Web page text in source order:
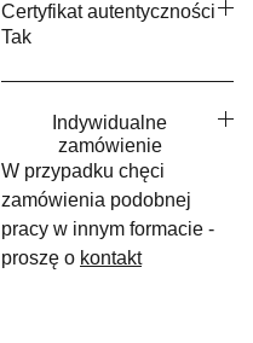
Certyfikat autentyczności
Tak
Indywidualne
zamówienie
W przypadku chęci
zamówienia podobnej
pracy w innym formacie -
proszę o kontakt